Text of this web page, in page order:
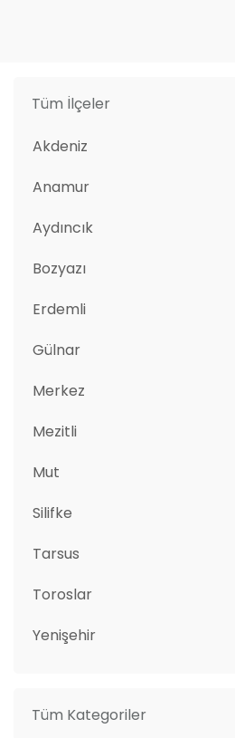
Tüm İlçeler
Akdeniz
Anamur
Aydıncık
Bozyazı
Erdemli
Gülnar
Merkez
Mezitli
Mut
Silifke
Tarsus
Toroslar
Yenişehir
Tüm Kategoriler